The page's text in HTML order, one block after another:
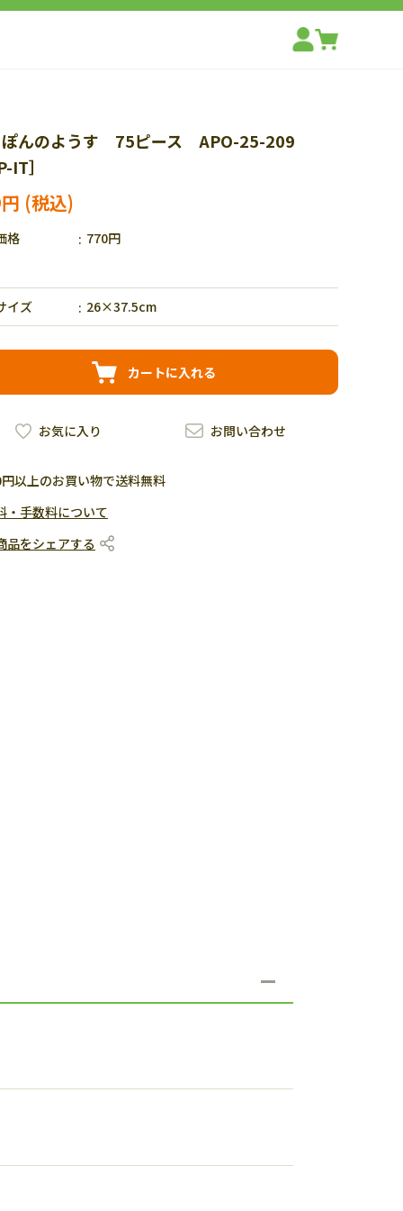
ぽんのようす 75ピース APO-25-209
IT］
格 770円
イズ 26×37.5cm
カートに入れる
お問い合わせ
お気に入り
以上のお買い物で送料無料
・手数料について
品をシェアする